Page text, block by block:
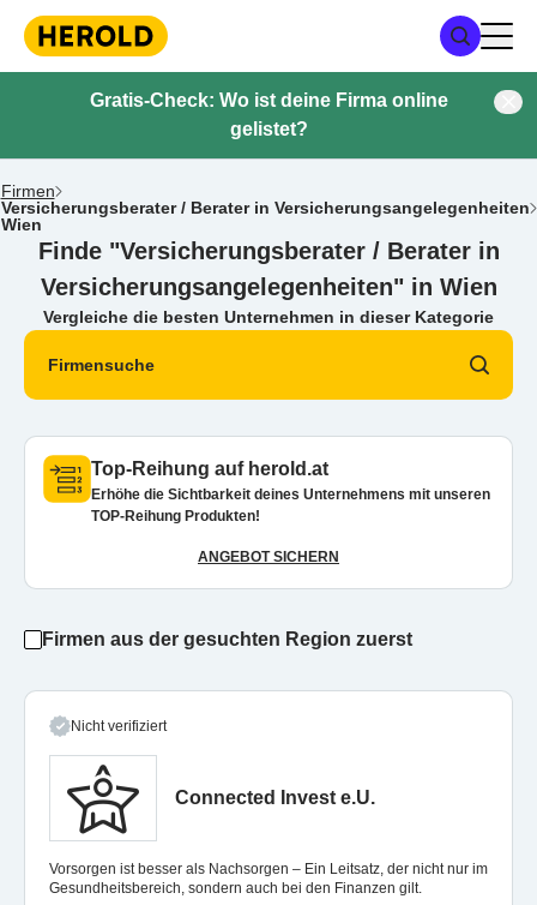
Gratis-Check: Wo ist deine Firma online
gelistet?
Firmen
Versicherungsberater / Berater in Versicherungsangelegenheiten
Wien
Finde "Versicherungsberater / Berater in
Versicherungsangelegenheiten" in Wien
Vergleiche die besten Unternehmen in dieser Kategorie
Firmensuche
Top-Reihung auf herold.at
Erhöhe die Sichtbarkeit deines Unternehmens mit unseren
TOP-Reihung Produkten!
ANGEBOT SICHERN
Firmen aus der gesuchten Region zuerst
Nicht verifiziert
Connected Invest e.U.
Vorsorgen ist besser als Nachsorgen – Ein Leitsatz, der nicht nur im
Gesundheitsbereich, sondern auch bei den Finanzen gilt.